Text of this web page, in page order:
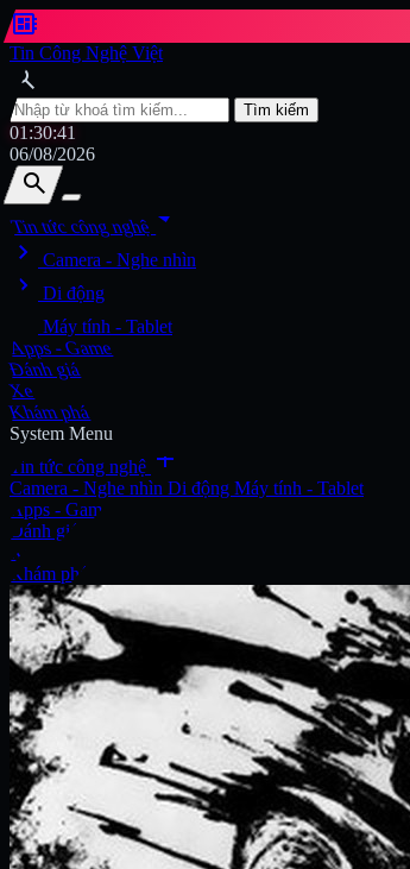
developer_board
Tin Công Nghệ Việt
search
Tìm kiếm
01:30:42
06/08/2026
search
search
Tin tức công nghệarrow_drop_down
chevron_right
Camera - Nghe nhìn
chevron_right Di động
Máy tính - Tablet
Apps - Game
Đánh giá
Xe
Khám phá
System Menu
Tin tức công nghệ add
Camera - Nghe nhìn Di động Máy tính - Tablet
Apps - Game
Đánh giá
Xe
Khám phá